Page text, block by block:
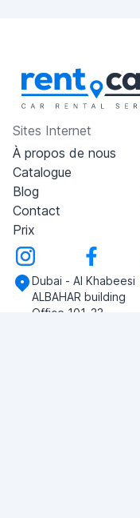
Sites Internet
À propos de nous
Catalogue
Blog
Contact
Prix
Dubai - Al Khabeesi
ALBAHAR building
Office 101-33